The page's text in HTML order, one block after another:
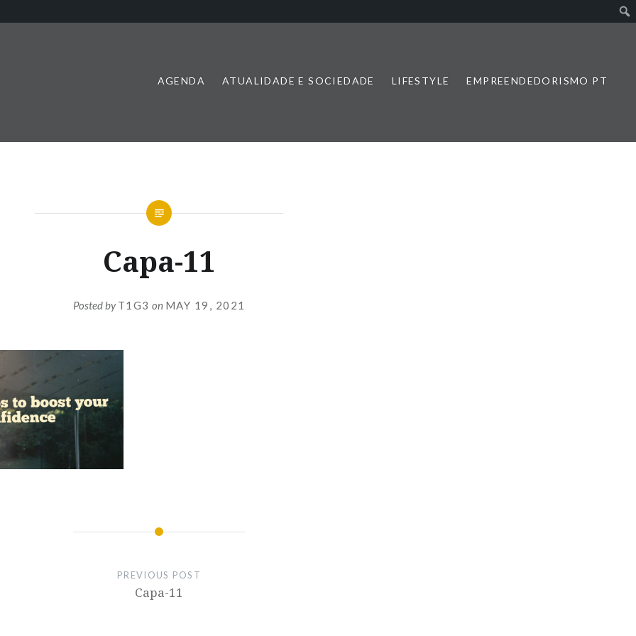
AGENDA ATUALIDADE E SOCIEDADE LIFESTYLE EMPREENDEDORISMO PT
Capa-11
Posted byT1G3 on MAY 19, 2021
PREVIOUS POST
Capa-11